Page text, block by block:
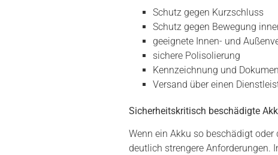
Schutz gegen Kurzschluss
Schutz gegen Bewegung
geeignete Innen- und
sichere Polisolierung
Kennzeichnung und
Versand über einen
Sicherheitskritisch beschädigte
Wenn ein Akku so beschädigt
deutlich strengere Anforderungen.